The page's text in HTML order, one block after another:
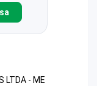
LTDA - ME